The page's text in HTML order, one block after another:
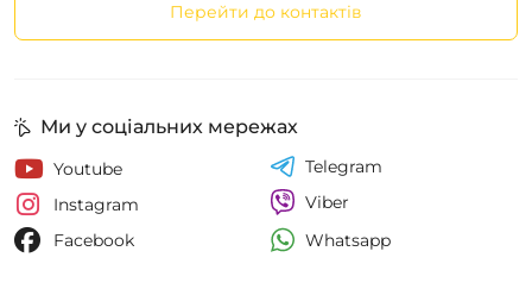
Перейти до контактів
Ми у соціальних мережах
Youtube
Instagram
Facebook
Telegram
Viber
Whatsapp